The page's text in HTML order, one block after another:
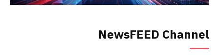
NewsFEED Channel